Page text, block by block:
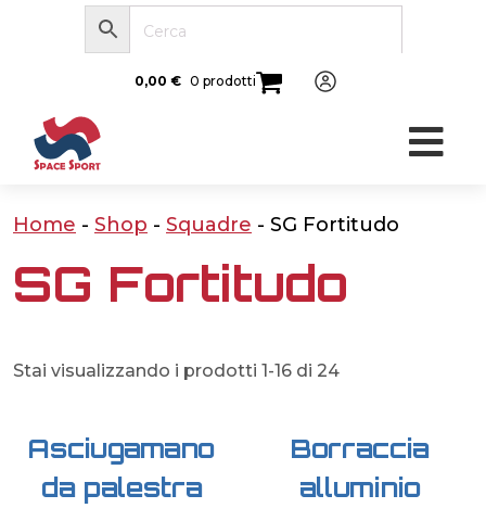
0,00 € 0 prodotti
Home - Shop - Squadre - SG Fortitudo
SG Fortitudo
Stai visualizzando i prodotti 1-16 di 24
Asciugamano
da palestra
Borraccia
alluminio